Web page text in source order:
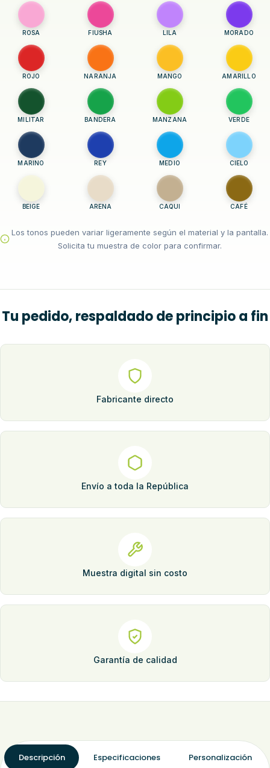
ROSA FIUSHA LILA MORADO
ROJO NARANJA MANGO AMARILLO
MILITAR BANDERA MANZANA VERDE
MARINO REY MEDIO CIELO
BEIGE ARENA CAQUI CAFÉ
Los tonos pueden variar ligeramente según el material y la pantalla.
Solicita tu muestra de color para confirmar.
Tu pedido, respaldado de principio a fin
Fabricante directo
Envío a toda la República
Muestra digital sin costo
Garantía de calidad
Descripción Especificaciones Personalización